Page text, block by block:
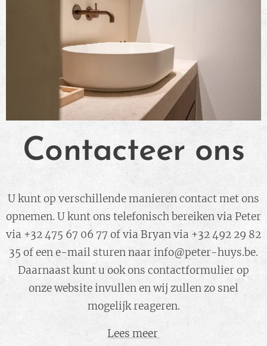
Contacteer ons
U kunt op verschillende manieren contact met ons
opnemen. U kunt ons telefonisch bereiken via Peter
via +32 475 67 06 77 of via Bryan via +32 492 29 82
35 of een e-mail sturen naar info@peter-huys.be.
Daarnaast kunt u ook ons contactformulier op
onze website invullen en wij zullen zo snel
mogelijk reageren.
Lees meer